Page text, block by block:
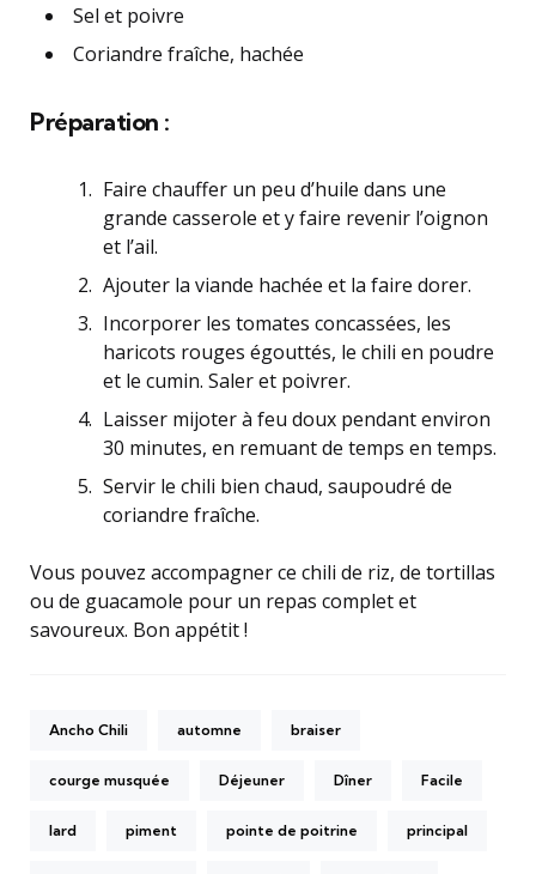
Sel et poivre
Coriandre fraîche, hachée
Préparation :
Faire chauffer un peu d’huile dans une
grande casserole et y faire revenir l’oignon
et l’ail.
Ajouter la viande hachée et la faire dorer.
Incorporer les tomates concassées, les
haricots rouges égouttés, le chili en poudre
et le cumin. Saler et poivrer.
Laisser mijoter à feu doux pendant environ
30 minutes, en remuant de temps en temps.
Servir le chili bien chaud, saupoudré de
coriandre fraîche.
Vous pouvez accompagner ce chili de riz, de tortillas
ou de guacamole pour un repas complet et
savoureux. Bon appétit !
Ancho Chili automne braiser
courge musquée Déjeuner Dîner Facile
lard piment pointe de poitrine principal